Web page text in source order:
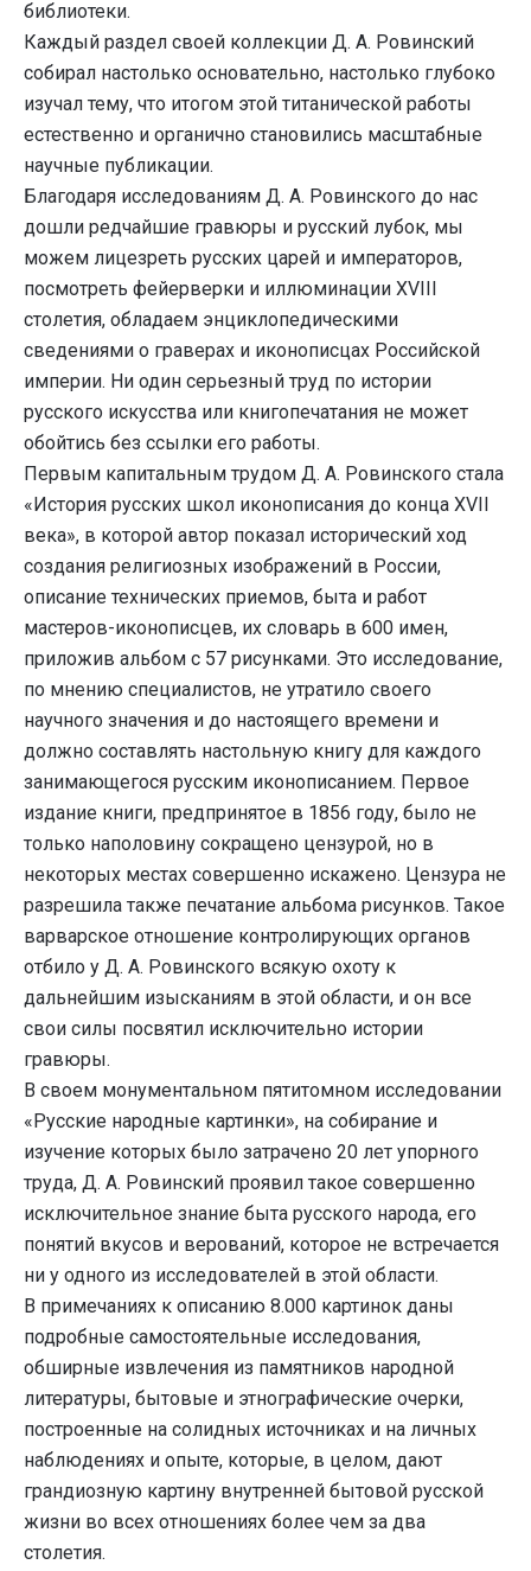
библиотеки.
Каждый раздел своей коллекции Д. А. Ровинский
собирал настолько основательно, настолько глубоко
изучал тему, что итогом этой титанической работы
естественно и органично становились масштабные
научные публикации.
Благодаря исследованиям Д. А. Ровинского до нас
дошли редчайшие гравюры и русский лубок, мы
можем лицезреть русских царей и императоров,
посмотреть фейерверки и иллюминации XVIII
столетия, обладаем энциклопедическими
сведениями о граверах и иконописцах Российской
империи. Ни один серьезный труд по истории
русского искусства или книгопечатания не может
обойтись без ссылки его работы.
Первым капитальным трудом Д. А. Ровинского стала
«История русских школ иконописания до конца XVII
века», в которой автор показал исторический ход
создания религиозных изображений в России,
описание технических приемов, быта и работ
мастеров-иконописцев, их словарь в 600 имен,
приложив альбом с 57 рисунками. Это исследование,
по мнению специалистов, не утратило своего
научного значения и до настоящего времени и
должно составлять настольную книгу для каждого
занимающегося русским иконописанием. Первое
издание книги, предпринятое в 1856 году, было не
только наполовину сокращено цензурой, но в
некоторых местах совершенно искажено. Цензура не
разрешила также печатание альбома рисунков. Такое
варварское отношение контролирующих органов
отбило у Д. А. Ровинского всякую охоту к
дальнейшим изысканиям в этой области, и он все
свои силы посвятил исключительно истории
гравюры.
В своем монументальном пятитомном исследовании
«Русские народные картинки», на собирание и
изучение которых было затрачено 20 лет упорного
труда, Д. А. Ровинский проявил такое совершенно
исключительное знание быта русского народа, его
понятий вкусов и верований, которое не встречается
ни у одного из исследователей в этой области.
В примечаниях к описанию 8.000 картинок даны
подробные самостоятельные исследования,
обширные извлечения из памятников народной
литературы, бытовые и этнографические очерки,
построенные на солидных источниках и на личных
наблюдениях и опыте, которые, в целом, дают
грандиозную картину внутренней бытовой русской
жизни во всех отношениях более чем за два
столетия.